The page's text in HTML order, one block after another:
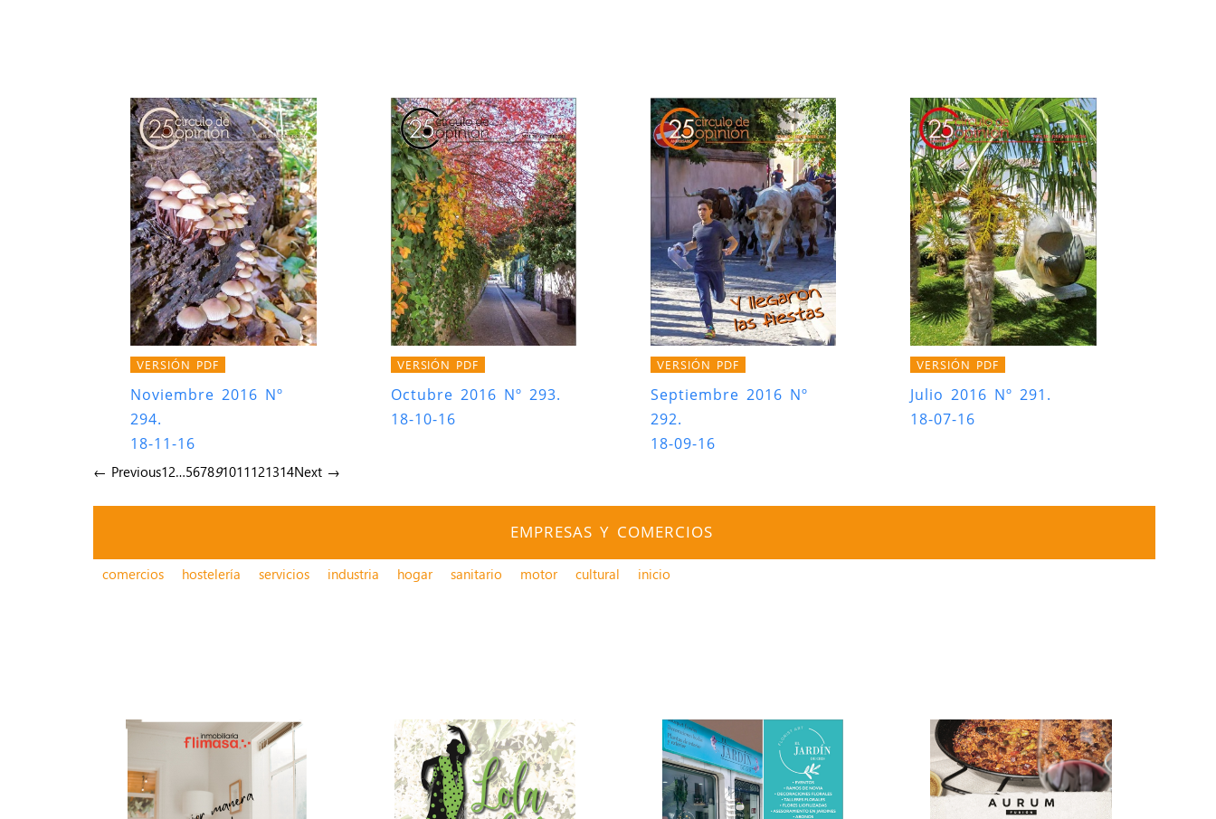
VERSIÓN PDF
Noviembre 2016 Nº
294.
18-11-16
VERSIÓN PDF
Octubre 2016 Nº 293.
18-10-16
VERSIÓN PDF
Septiembre 2016 Nº
292.
18-09-16
VERSIÓN PDF
Julio 2016 Nº 291.
18-07-16
← Previous12…567891011121314Next →
EMPRESAS Y COMERCIOS
comercios hostelería servicios industria hogar sanitario motor cultural inicio